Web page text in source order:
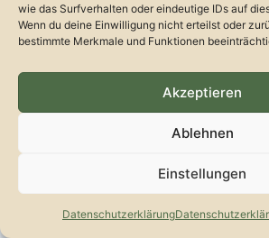
wie das Surfverhalten oder eindeutige IDs auf
Wenn du deine Einwilligung nicht erteilst oder
bestimmte Merkmale und Funktionen
Akzeptieren
Ablehnen
Einstellungen
Datenschutzerklärung
Impressum